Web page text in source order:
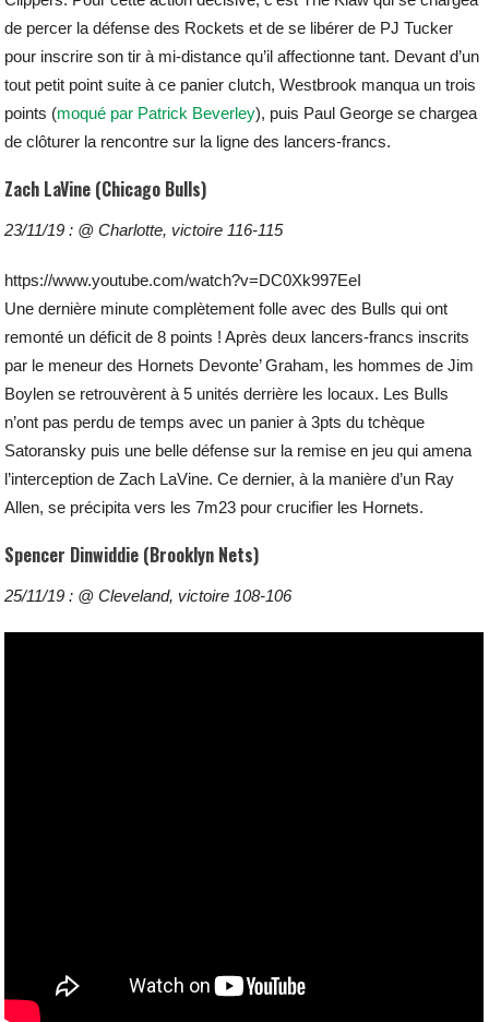
de percer la défense des Rockets et de se libérer de PJ Tucker
pour inscrire son tir à mi-distance qu’il affectionne tant. Devant d’un
tout petit point suite à ce panier clutch, Westbrook manqua un trois
points (moqué par Patrick Beverley), puis Paul George se chargea
de clôturer la rencontre sur la ligne des lancers-francs.
Zach LaVine (Chicago Bulls)
23/11/19 : @ Charlotte, victoire 116-115
https://www.youtube.com/watch?v=DC0Xk997EeI
Une dernière minute complètement folle avec des Bulls qui ont
remonté un déficit de 8 points ! Après deux lancers-francs inscrits
par le meneur des Hornets Devonte’ Graham, les hommes de Jim
Boylen se retrouvèrent à 5 unités derrière les locaux. Les Bulls
n’ont pas perdu de temps avec un panier à 3pts du tchèque
Satoransky puis une belle défense sur la remise en jeu qui amena
l’interception de Zach LaVine. Ce dernier, à la manière d’un Ray
Allen, se précipita vers les 7m23 pour crucifier les Hornets.
Spencer Dinwiddie (Brooklyn Nets)
25/11/19 : @ Cleveland, victoire 108-106